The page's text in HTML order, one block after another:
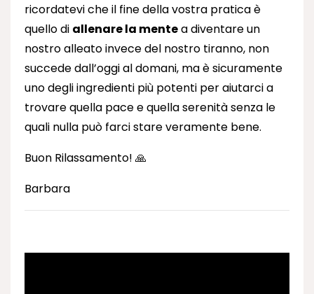
ricordatevi che il fine della vostra pratica è
quello di allenare la mentea diventare un
nostro alleato invece del nostro tiranno, non
succede dall’oggi al domani, ma è sicuramente
uno degli ingredienti più potenti per aiutarci a
trovare quella pace e quella serenità senza le
quali nulla può farci stare veramente bene.
Buon Rilassamento! 🙏
Barbara